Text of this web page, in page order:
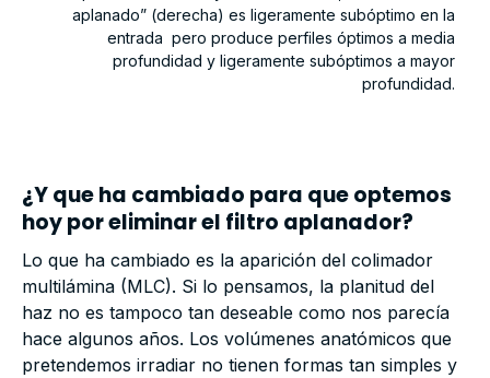
aplanado” (derecha) es ligeramente subóptimo en la
entrada pero produce perfiles óptimos a media
profundidad y ligeramente subóptimos a mayor
profundidad.
¿Y que ha cambiado para que optemos
hoy por eliminar el filtro aplanador?
Lo que ha cambiado es la aparición del colimador
multilámina (MLC). Si lo pensamos, la planitud del
haz no es tampoco tan deseable como nos parecía
hace algunos años. Los volúmenes anatómicos que
pretendemos irradiar no tienen formas tan simples y